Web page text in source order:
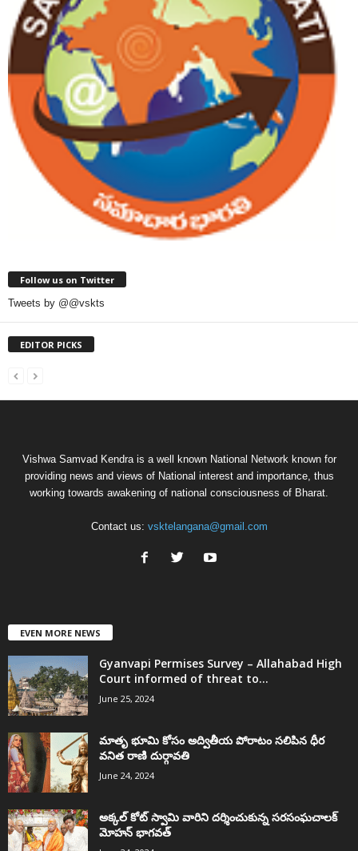
Follow us on Twitter
Tweets by @@vskts
EDITOR PICKS
Vishwa Samvad Kendra is a well known National Network known for
providing news and views of National interest and importance, thus
working towards awakening of national consciousness of Bharat.
Contact us: vsktelangana@gmail.com
EVEN MORE NEWS
Gyanvapi Permises Survey – Allahabad High
Court informed of threat to...
June 25, 2024
మాతృ భూమి కోసం అద్వితీయ పోరాటం సలిపిన ధీర
వనిత రాణి దుర్గావతి
June 24, 2024
అక్కల్‌ కోట్‌ స్వామి వారిని దర్శించుకున్న సరసంఘచాలక్
మోహన్ భాగవత్